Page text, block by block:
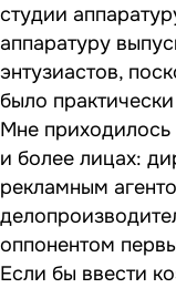
студии
аппаратуру
энтузиастов,
было
Мне
и более лицах:
рекламным
оппонентом
Если бы ввести